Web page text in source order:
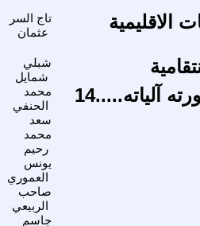
تاج السر
عثمان
الاقليمية
شبلي
شمايل
محمد
الحنفي
آلياته.....14
سعد
محمد
رحيم
يونس
العموري
صاحب
الربيعي
جاسم